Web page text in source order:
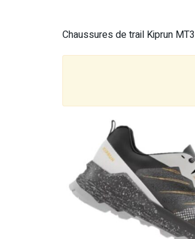
Chaussures de trail Kiprun MT3